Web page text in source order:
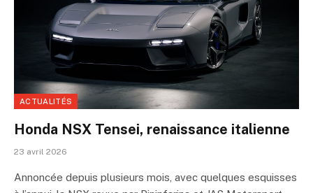
ACTUALITÉS
Honda NSX Tensei, renaissance italienne
23 avril 2026
Annoncée depuis plusieurs mois, avec quelques esquisses